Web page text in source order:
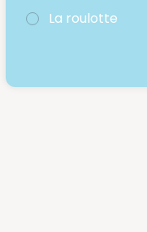
La roulotte